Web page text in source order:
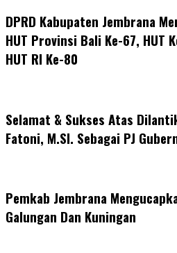
DPRD Kabupaten Jembrana
HUT Provinsi Bali Ke-67, HUT
HUT RI Ke-80
Selamat & Sukses Atas
Fatoni, M.SI. Sebagai PJ
Pemkab Jembrana
Galungan Dan Kuningan